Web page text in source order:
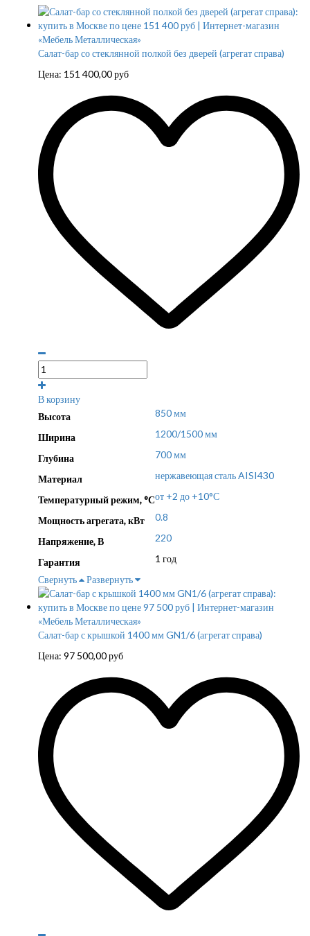
Салат-бар со стеклянной полкой без дверей (агрегат справа)
Цена: 151 400,00руб
В корзину
Высота
850 мм
Ширина 1200/1500 мм
Глубина 700 мм
Материал нержавеющая сталь AISI430
Температурный режим, °Сот +2 до +10°С
Мощность агрегата, кВт 0.8
Напряжение, В 220
Гарантия
1 год
Свернуть
Развернуть
Салат-бар с крышкой 1400 мм GN1/6 (агрегат справа)
Цена: 97 500,00руб